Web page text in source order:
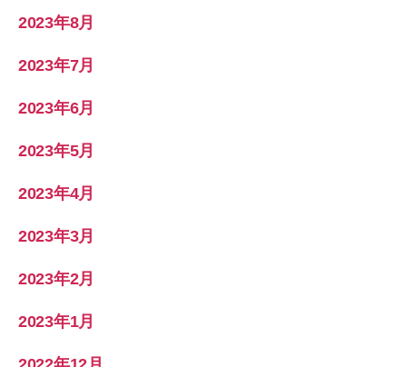
2023年8月
2023年7月
2023年6月
2023年5月
2023年4月
2023年3月
2023年2月
2023年1月